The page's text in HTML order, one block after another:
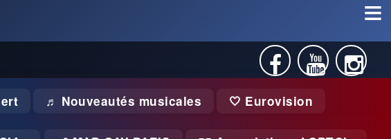
♬ Nouveautés musicales 🤍 Eurovision